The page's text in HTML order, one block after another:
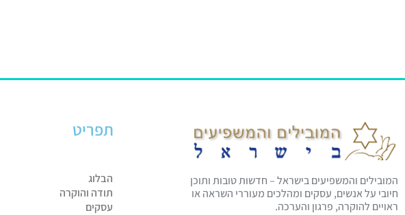
המובילים והמשפיעים בישראל – חדשות טובות ותוכן
חיובי על אנשים, עסקים ומהלכים מעוררי השראה או
ראויים להוקרה, פרגון והערכה.
תפריט
הבלוג
תודה והוקרה
עסקים